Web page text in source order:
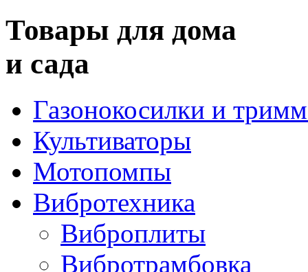
Товары для дома
и сада
Газонокосилки и
Культиваторы
Мотопомпы
Вибротехника
Виброплиты
Вибротрамбовка